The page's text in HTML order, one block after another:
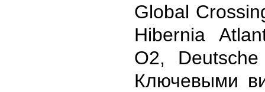
Global
Hibernia
O2, Deutsche
Ключевыми